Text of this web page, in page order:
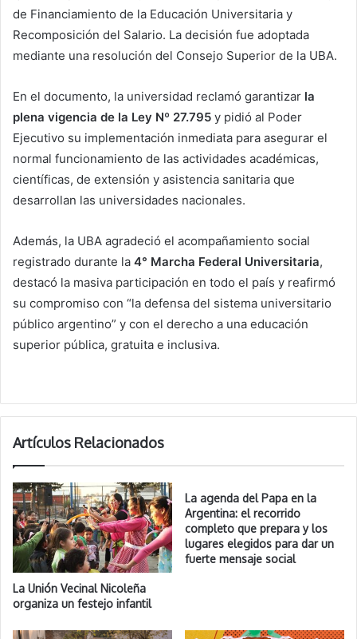
de Financiamiento de la Educación Universitaria y
Recomposición del Salario. La decisión fue adoptada
mediante una resolución del Consejo Superior de la UBA.
En el documento, la universidad reclamó garantizar la
plena vigencia de la Ley Nº 27.795 y pidió al Poder
Ejecutivo su implementación inmediata para asegurar el
normal funcionamiento de las actividades académicas,
científicas, de extensión y asistencia sanitaria que
desarrollan las universidades nacionales.
Además, la UBA agradeció el acompañamiento social
registrado durante la 4° Marcha Federal Universitaria,
destacó la masiva participación en todo el país y reafirmó
su compromiso con “la defensa del sistema universitario
público argentino” y con el derecho a una educación
superior pública, gratuita e inclusiva.
Artículos Relacionados
La Unión Vecinal Nicoleña
organiza un festejo infantil
La agenda del Papa en la
Argentina: el recorrido
completo que prepara y los
lugares elegidos para dar un
fuerte mensaje social